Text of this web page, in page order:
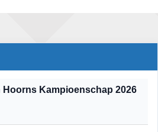
Hoorns Kampioenschap 2026